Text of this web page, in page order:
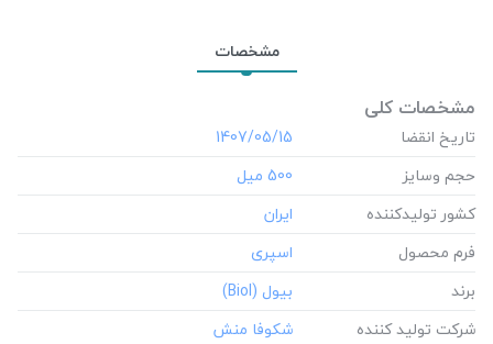
مشخصات
مشخصات کلی
تاریخ انقضا
‎1407/05/15
حجم وسایز
‎500 میل
کشور تولید‎کننده
فرم محصول
برند
شرکت تولید کننده